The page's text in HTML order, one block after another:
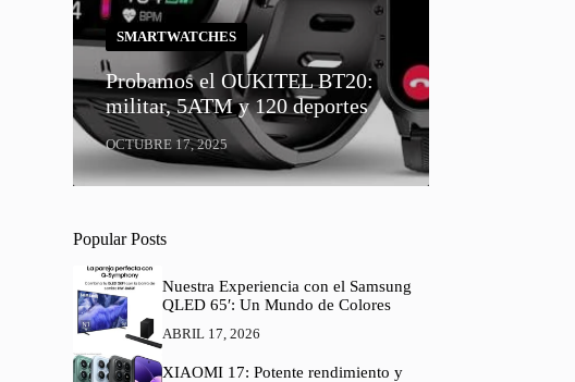
SMARTWATCHES
Probamos el OUKITEL BT20:
militar, 5ATM y 120 deportes
OCTUBRE 17, 2025
Popular Posts
Nuestra Experiencia con el Samsung
QLED 65′: Un Mundo de Colores
ABRIL 17, 2026
XIAOMI 17: Potente rendimiento y